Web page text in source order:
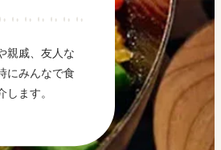
親戚、友人な
にみんなで食
ます。